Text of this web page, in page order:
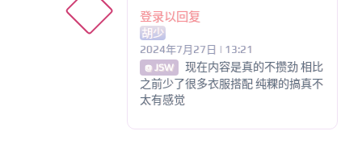
登录以回复
胡少
2024年7月27日 | 13:21
@ JSW
现在内容是真的不攒劲 相比
之前少了很多衣服搭配 纯粿的搞真不
太有感觉